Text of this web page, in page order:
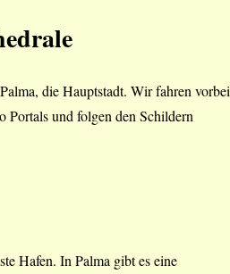
die Hauptstadt. Wir fahren vorbei
Portals und folgen den Schildern
Hafen. In Palma gibt es eine